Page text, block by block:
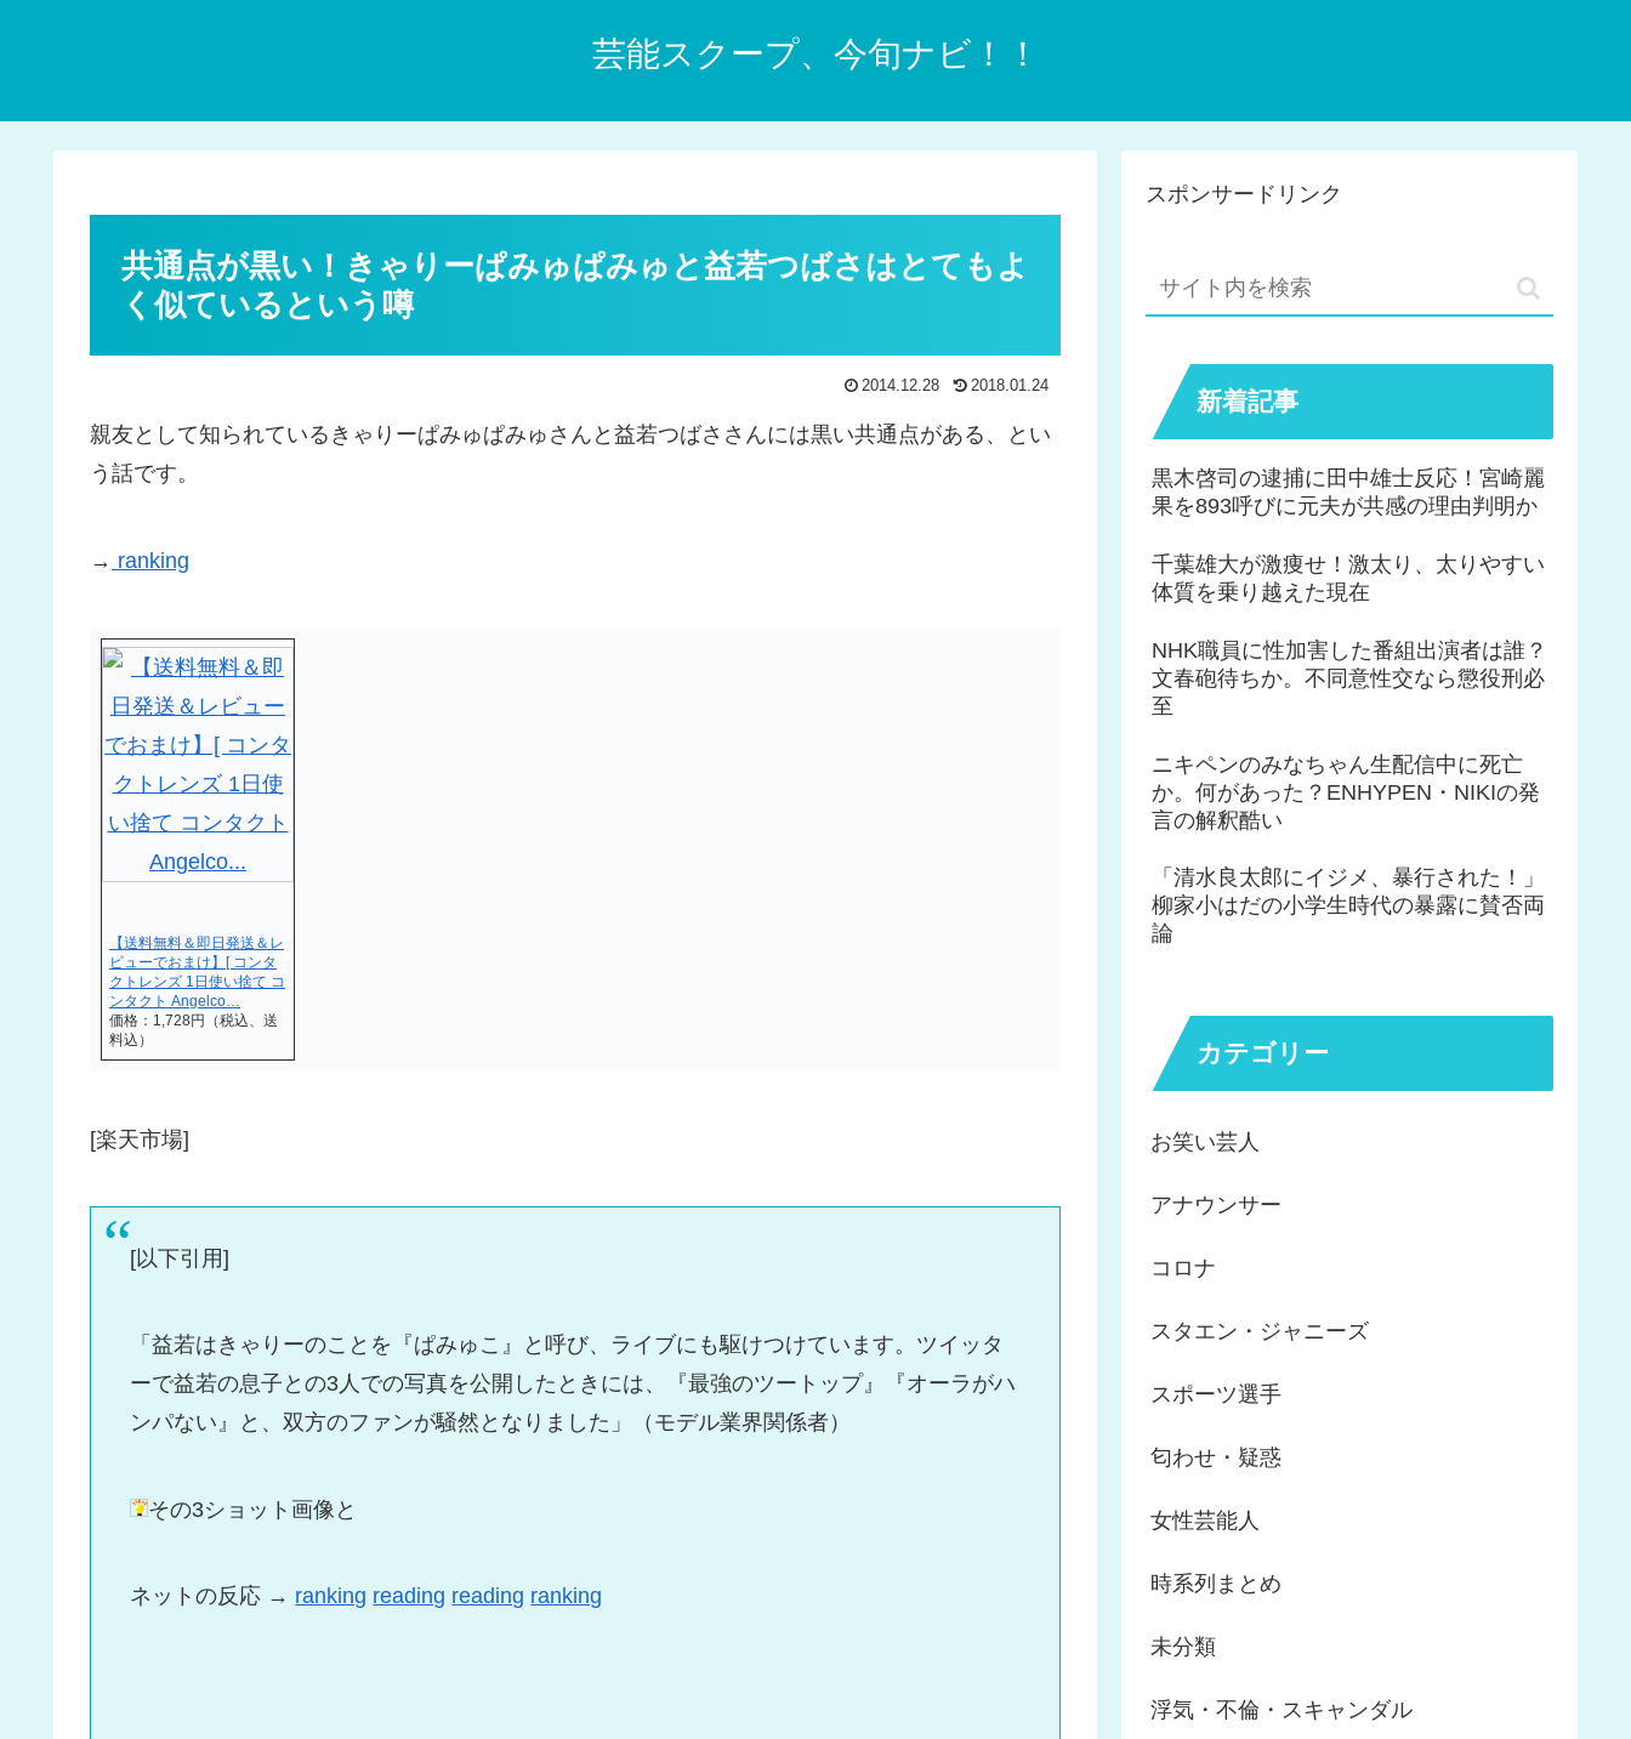
芸能スクープ、今旬ナビ！！
共通点が黒い！きゃりーぱみゅぱみゅと益若つばさはとてもよ
く似ているという噂
2014.12.28 2018.01.24
親友として知られているきゃりーぱみゅぱみゅさんと益若つばささんには黒い共通点がある、とい
う話です。
→ ranking
【送料無料＆即日発送＆レ
ビューでおまけ】[ コンタ
クトレンズ 1日使い捨て コ
ンタクト Angelco…
価格：1,728円（税込、送
料込）
[楽天市場]
[以下引用]
「益若はきゃりーのことを『ぱみゅこ』と呼び、ライブにも駆けつけています。ツイッタ
ーで益若の息子との3人での写真を公開したときには、『最強のツートップ』『オーラがハ
ンパない』と、双方のファンが騒然となりました」（モデル業界関係者）
その3ショット画像と
ネットの反応 → ranking reading reading ranking
スポンサードリンク
新着記事
黒木啓司の逮捕に田中雄士反応！宮崎麗
果を893呼びに元夫が共感の理由判明か
千葉雄大が激痩せ！激太り、太りやすい
体質を乗り越えた現在
NHK職員に性加害した番組出演者は誰？
文春砲待ちか。不同意性交なら懲役刑必
至
ニキペンのみなちゃん生配信中に死亡
か。何があった？ENHYPEN・NIKIの発
言の解釈酷い
「清水良太郎にイジメ、暴行された！」
柳家小はだの小学生時代の暴露に賛否両
論
カテゴリー
お笑い芸人
アナウンサー
コロナ
スタエン・ジャニーズ
スポーツ選手
匂わせ・疑惑
女性芸能人
時系列まとめ
未分類
浮気・不倫・スキャンダル